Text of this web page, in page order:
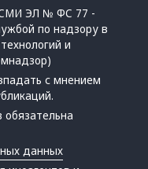
СМИ ЭЛ № ФС 77 -
по надзору в
и
с мнением
обязательна
данных